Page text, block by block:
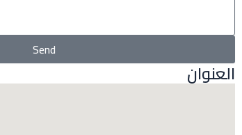
t
t
e
g
r
a
b
e
o
o
k
Send
العنوان